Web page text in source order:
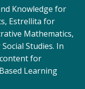
Knowledge for
Estrellita for
Mathematics,
Studies. In
for
Learning